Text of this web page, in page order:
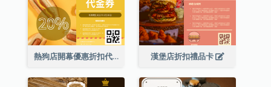
熱狗店開幕優惠折扣代金券 漢堡店折扣禮品卡